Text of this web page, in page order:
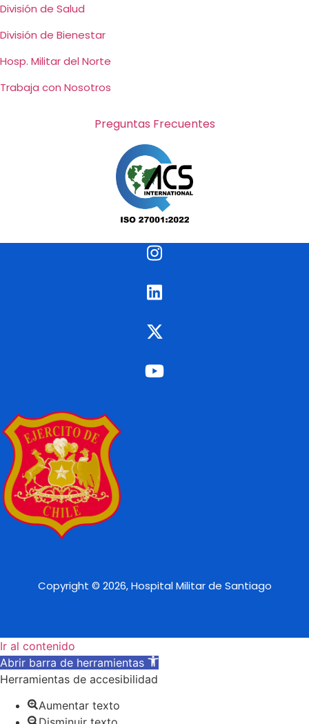
División de Salud
División de Bienestar
Hosp. Militar del Norte
Trabaja con Nosotros
Preguntas Frecuentes
Copyright © 2026, Hospital Militar de Santiago
Ir al contenido
Abrir barra de herramientas
Herramientas de accesibilidad
Aumentar texto